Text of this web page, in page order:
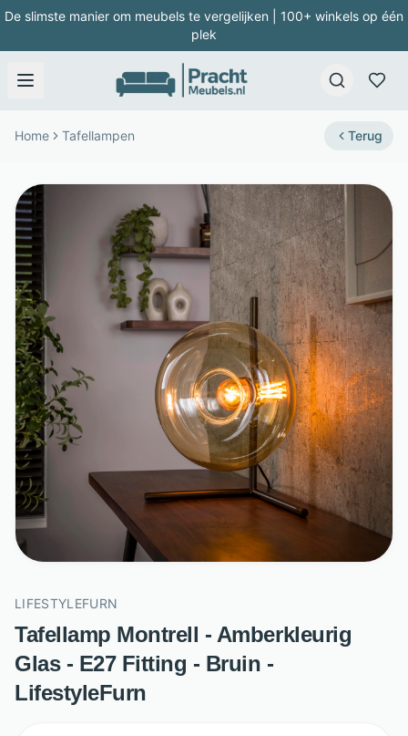
De slimste manier om meubels te vergelijken | 100+ winkels op één
plek
Home Tafellampen Terug
LIFESTYLEFURN
Tafellamp Montrell - Amberkleurig
Glas - E27 Fitting - Bruin -
LifestyleFurn